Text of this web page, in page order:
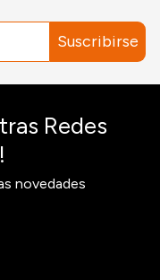
Suscribirse
Redes
novedades